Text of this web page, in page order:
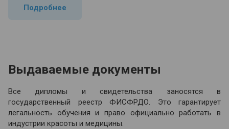
Подробнее
Выдаваемые документы
Все дипломы и свидетельства заносятся в
государственный реестр ФИСФРДО. Это гарантирует
легальность обучения и право официально работать в
индустрии красоты и медицины.